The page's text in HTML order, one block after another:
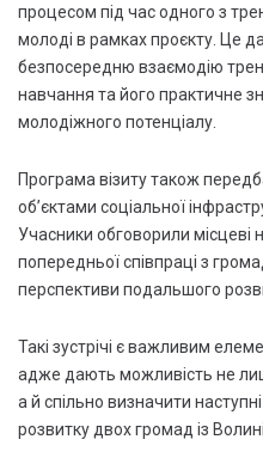
процесом під час одного з
молоді в рамках проєкту. Це
безпосередню взаємодію
навчання та його практичне
молодіжного потенціалу.
Програма візиту також
об’єктами соціальної
Учасники обговорили місцеві
попередньої співпраці з
перспективи подальшого
Такі зустрічі є важливим
адже дають можливість не
а й спільно визначити
розвитку двох громад із